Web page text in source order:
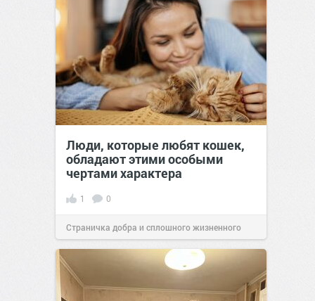
Люди, которые любят кошек,
обладают этими особыми
чертами характера
1 0
Страничка добра и сплошного жизненного
позитива!10:38Вчера